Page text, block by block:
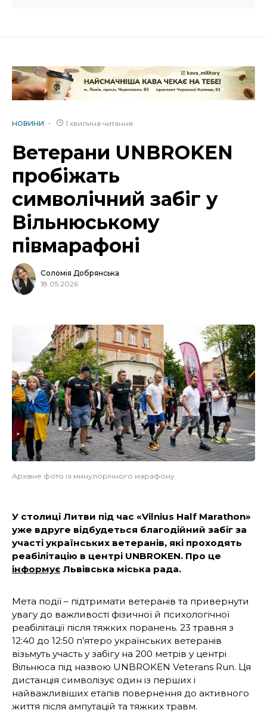
НОВИНИ 1 хвилина читання
Ветерани UNBROKEN
пробіжать
символічний забіг у
Вільнюському
півмарафоні
Соломія Добрянська
18.05.2026
Архівне фото із минулорічного марафону.
У столиці Литви під час «Vilnius Half Marathon»
уже вдруге відбудеться благодійний забіг за
участі українських ветеранів, які проходять
реабілітацію в центрі UNBROKEN. Про це
інформує Львівська міська рада.
Мета події – підтримати ветеранів та привернути
увагу до важливості фізичної й психологічної
реабілітації після тяжких поранень. 23 травня з
12:40 до 12:50 п’ятеро українських ветеранів
візьмуть участь у забігу на 200 метрів у центрі
Вільнюса під назвою UNBROKEN Veterans Run. Ця
дистанція символізує один із перших і
найважливіших етапів повернення до активного
життя після ампутацій та тяжких травм.